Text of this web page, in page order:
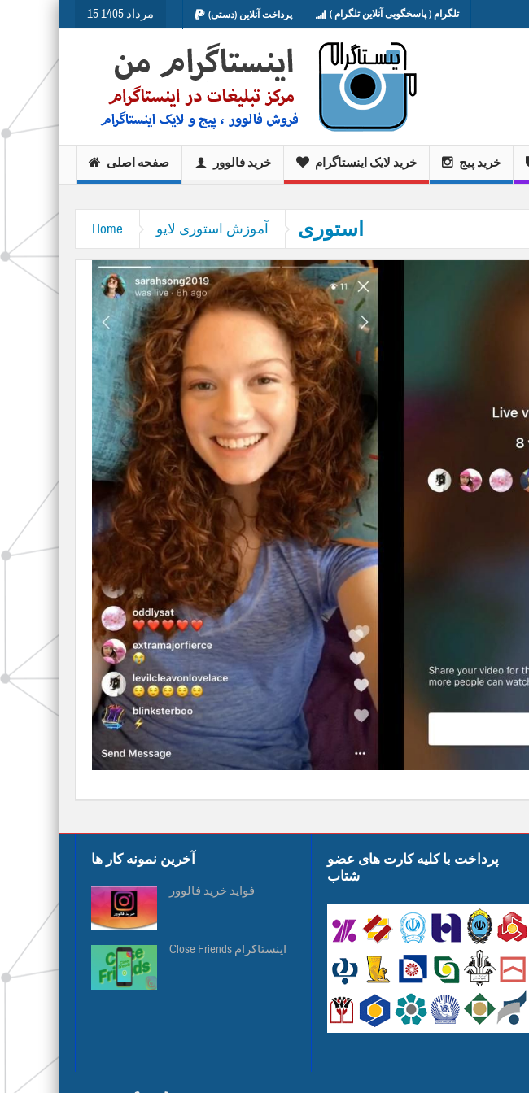
15 مرداد 1405 پرداخت آنلاین (دستی) تلگرام ( پاسخگویی آنلاین تلگرام )
صفحه اصلی خرید فالوور خرید لایک اینستاگرام خرید پیج
Home آموزش استوری لایو استوری
آخرین نمونه کار ها
فواید خرید فالوور
Close Friends اینستاگرام
پرداخت با کلیه کارت های عضو
شتاب